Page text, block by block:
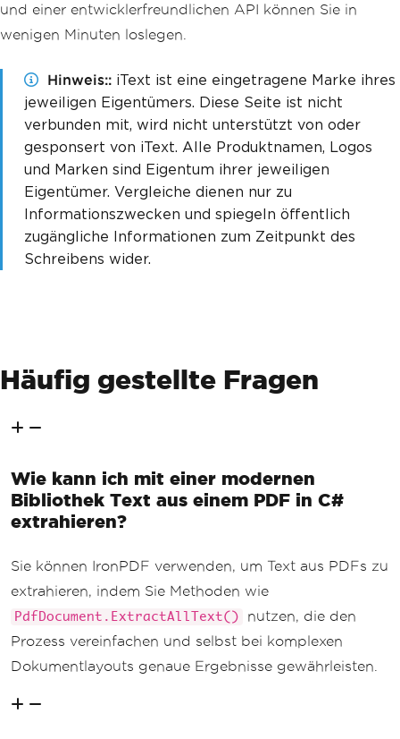
und einer entwicklerfreundlichen API können Sie in
wenigen Minuten loslegen.
Hinweis: iText ist eine eingetragene Marke ihres
jeweiligen Eigentümers. Diese Seite ist nicht
verbunden mit, wird nicht unterstützt von oder
gesponsert von iText. Alle Produktnamen, Logos
und Marken sind Eigentum ihrer jeweiligen
Eigentümer. Vergleiche dienen nur zu
Informationszwecken und spiegeln öffentlich
zugängliche Informationen zum Zeitpunkt des
Schreibens wider.
Häufig gestellte Fragen
Wie kann ich mit einer modernen
Bibliothek Text aus einem PDF in C#
extrahieren?
Sie können IronPDF verwenden, um Text aus PDFs zu
extrahieren, indem Sie Methoden wie
PdfDocument.ExtractAllText()
nutzen, die den
Prozess vereinfachen und selbst bei komplexen
Dokumentlayouts genaue Ergebnisse gewährleisten.